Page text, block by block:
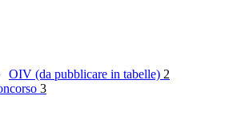
OIV (da pubblicare in tabelle) 2
3